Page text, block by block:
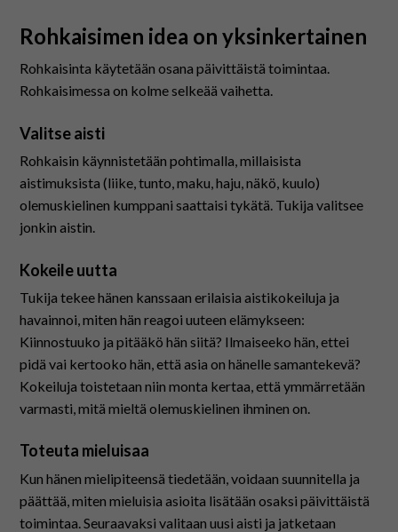
Rohkaisimen idea on yksinkertainen
Rohkaisinta käytetään osana päivittäistä toimintaa.
Rohkaisimessa on kolme selkeää vaihetta.
Valitse aisti
Rohkaisin käynnistetään pohtimalla, millaisista
aistimuksista (liike, tunto, maku, haju, näkö, kuulo)
olemuskielinen kumppani saattaisi tykätä. Tukija valitsee
jonkin aistin.
Kokeile uutta
Tukija tekee hänen kanssaan erilaisia aistikokeiluja ja
havainnoi, miten hän reagoi uuteen elämykseen:
Kiinnostuuko ja pitääkö hän siitä? Ilmaiseeko hän, ettei
pidä vai kertooko hän, että asia on hänelle samantekevä?
Kokeiluja toistetaan niin monta kertaa, että ymmärretään
varmasti, mitä mieltä olemuskielinen ihminen on.
Toteuta mieluisaa
Kun hänen mielipiteensä tiedetään, voidaan suunnitella ja
päättää, miten mieluisia asioita lisätään osaksi päivittäistä
toimintaa. Seuraavaksi valitaan uusi aisti ja jatketaan